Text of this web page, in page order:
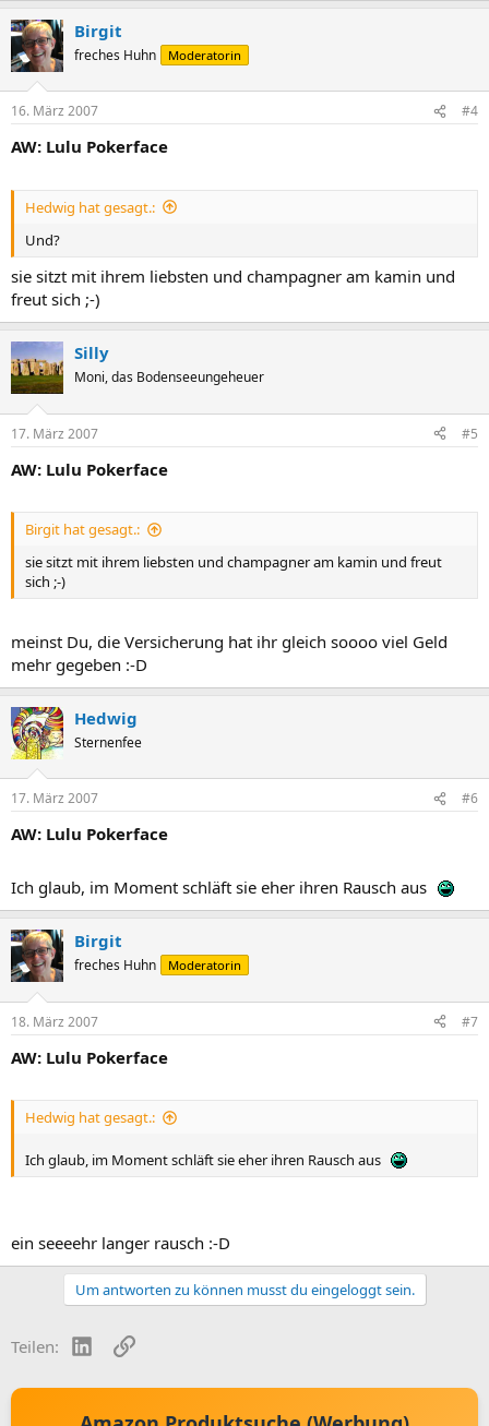
Birgit
freches Huhn Moderatorin
16. März 2007 #4
AW: Lulu Pokerface
Hedwig hat gesagt.:
Und?
sie sitzt mit ihrem liebsten und champagner am kamin und
freut sich ;-)
Silly
Moni, das Bodenseeungeheuer
17. März 2007 #5
AW: Lulu Pokerface
Birgit hat gesagt.:
sie sitzt mit ihrem liebsten und champagner am kamin und freut
sich ;-)
meinst Du, die Versicherung hat ihr gleich soooo viel Geld
mehr gegeben :-D
Hedwig
Sternenfee
17. März 2007 #6
AW: Lulu Pokerface
Ich glaub, im Moment schläft sie eher ihren Rausch aus
Birgit
freches Huhn Moderatorin
18. März 2007 #7
AW: Lulu Pokerface
Hedwig hat gesagt.:
Ich glaub, im Moment schläft sie eher ihren Rausch aus
ein seeeehr langer rausch :-D
Um antworten zu können musst du eingeloggt sein.
Teilen: LinkedInLink